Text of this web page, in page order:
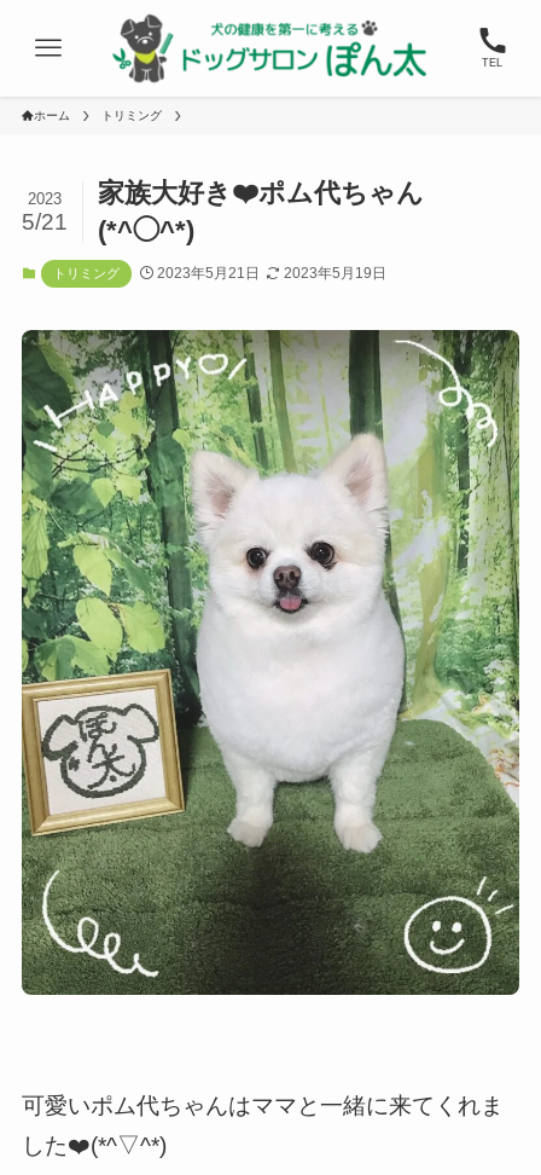
TEL
ホーム トリミング
家族大好き❤️ポム代ちゃん
(*^◯^*)
2023
5/21
トリミング 2023年5月21日 2023年5月19日
可愛いポム代ちゃんはママと一緒に来てくれま
した❤️(*^▽^*)